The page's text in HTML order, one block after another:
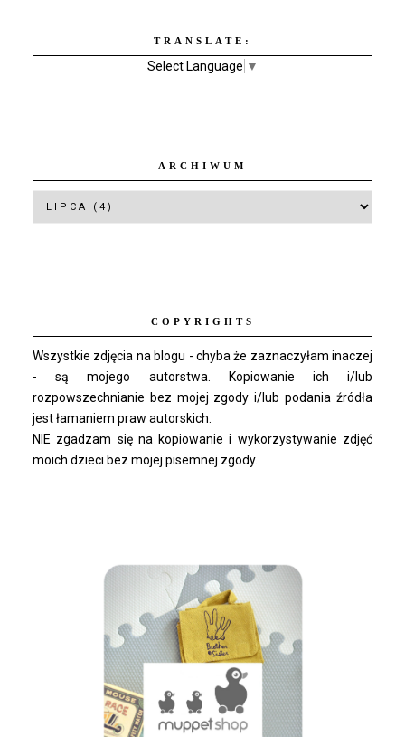
TRANSLATE:
Select Language ▼
ARCHIWUM
COPYRIGHTS
Wszystkie zdjęcia na blogu - chyba że zaznaczyłam inaczej
- są mojego autorstwa. Kopiowanie ich i/lub
rozpowszechnianie bez mojej zgody i/lub podania źródła
jest łamaniem praw autorskich.
NIE zgadzam się na kopiowanie i wykorzystywanie zdjęć
moich dzieci bez mojej pisemnej zgody.